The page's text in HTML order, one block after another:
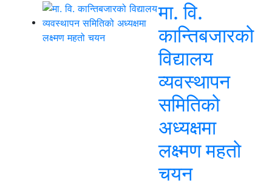
मा. वि.
कान्तिबजारको
विद्यालय
व्यवस्थापन
समितिको
अध्यक्षमा
लक्ष्मण महतो
चयन